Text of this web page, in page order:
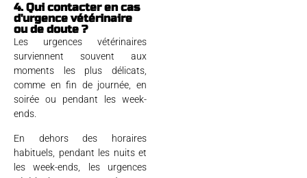
4. Qui contacter en cas
d'urgence vétérinaire
ou de doute ?
Les urgences vétérinaires
surviennent souvent aux
moments les plus délicats,
comme en fin de journée, en
soirée ou pendant les week-
ends.
En dehors des horaires
habituels, pendant les nuits et
les week-ends, les urgences